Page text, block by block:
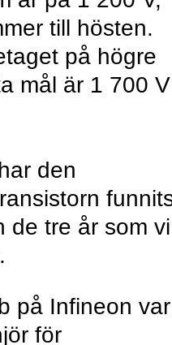
till hösten.
på högre
mål är 1 700 V
den
de tre år som vi
på Infineon var
för